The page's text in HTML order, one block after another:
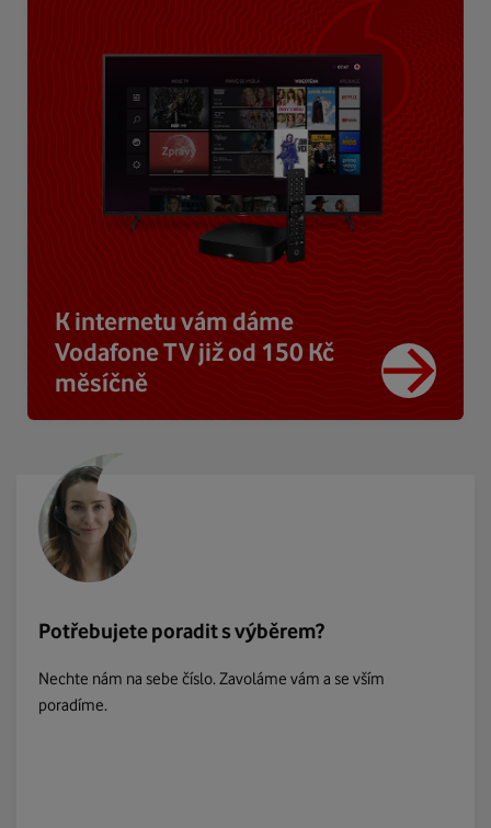
K internetu vám dáme
Vodafone TV již od 150 Kč
měsíčně
Potřebujete poradit s výběrem?
Nechte nám na sebe číslo. Zavoláme vám a se vším
poradíme.